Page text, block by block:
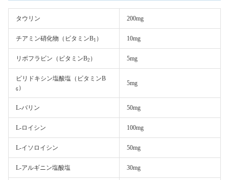
タウリン 200mg
チアミン硝化物（ビタミンB1 ） 10mg
リボフラビン（ビタミンB2 ） 5mg
ピリドキシン塩酸塩（ビタミンB
6 ）
5mg
L-バリン 50mg
L-ロイシン 100mg
L-イソロイシン 50mg
L-アルギニン塩酸塩 30mg